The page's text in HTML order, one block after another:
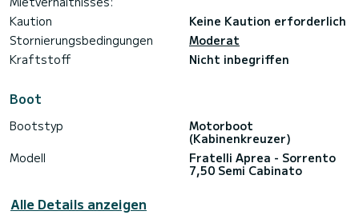
Kaution
Keine Kaution erforderlich
Stornierungsbedingungen
Moderat
Kraftstoff
Nicht inbegriffen
Boot
Bootstyp
Motorboot
(Kabinenkreuzer)
Modell
Fratelli Aprea - Sorrento
7,50 Semi Cabinato
Alle Details anzeigen